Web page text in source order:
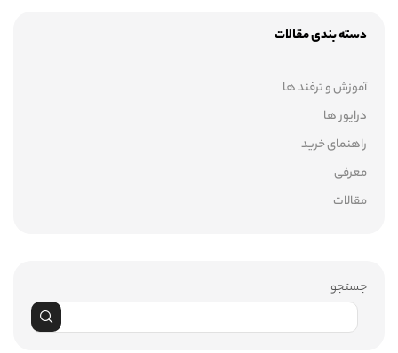
دسته بندی مقالات
آموزش و ترفند ها
درایور ها
راهنمای خرید
معرفی
مقالات
جستجو